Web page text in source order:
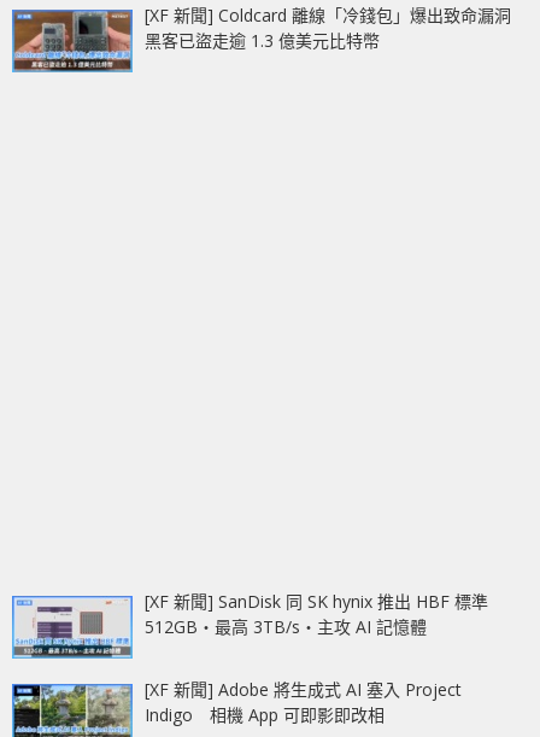
[XF 新聞] Coldcard 離線「冷錢包」爆出致命漏洞
黑客已盜走逾 1.3 億美元比特幣
[XF 新聞] SanDisk 同 SK hynix 推出 HBF 標準
512GB‧最高 3TB/s‧主攻 AI 記憶體
[XF 新聞] Adobe 將生成式 AI 塞入 Project
Indigo 相機 App 可即影即改相